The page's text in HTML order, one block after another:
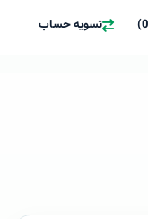
تسویه حساب